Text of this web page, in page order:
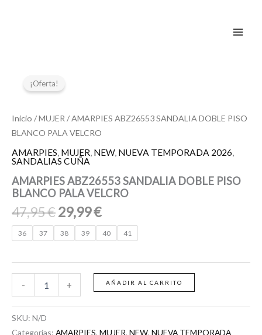
¡Oferta!
Inicio /MUJER / AMARPIES ABZ26553 SANDALIA DOBLE PISO
BLANCO PALA VELCRO
AMARPIES, MUJER, NEW, NUEVA TEMPORADA 2026,
SANDALIAS CUÑA
AMARPIES ABZ26553 SANDALIA DOBLE PISO
BLANCO PALA VELCRO
47,95€
era:
47,95 €.
29,99€
es:
36 37 38 39 40 41
-
ABZ26553
SANDALIA
PISO
PALA
VELCRO
cantidad
+ AÑADIR AL CARRITO
SKU: N/D
Categorías: AMARPIES, MUJER, NEW, NUEVA TEMPORADA